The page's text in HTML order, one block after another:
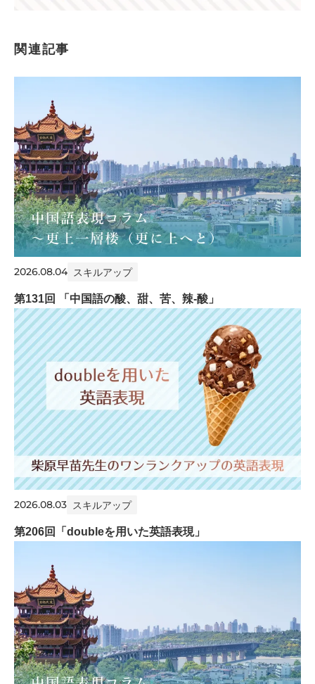
関連記事
2026.08.04 スキルアップ
第131回 「中国語の酸、甜、苦、辣-酸」
2026.08.03 スキルアップ
第206回「doubleを用いた英語表現」